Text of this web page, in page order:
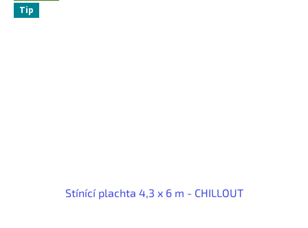
Tip
Stínící plachta 4,3 x 6 m - CHILLOUT